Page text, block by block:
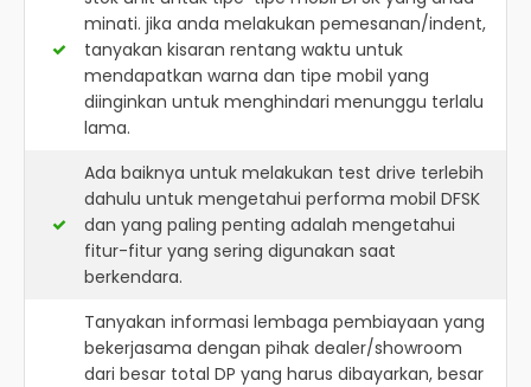
minati. jika anda melakukan pemesanan/indent,
tanyakan kisaran rentang waktu untuk
mendapatkan warna dan tipe mobil yang
diinginkan untuk menghindari menunggu terlalu
lama.
Ada baiknya untuk melakukan test drive terlebih
dahulu untuk mengetahui performa mobil DFSK
dan yang paling penting adalah mengetahui
fitur-fitur yang sering digunakan saat
berkendara.
Tanyakan informasi lembaga pembiayaan yang
bekerjasama dengan pihak dealer/showroom
dari besar total DP yang harus dibayarkan, besar